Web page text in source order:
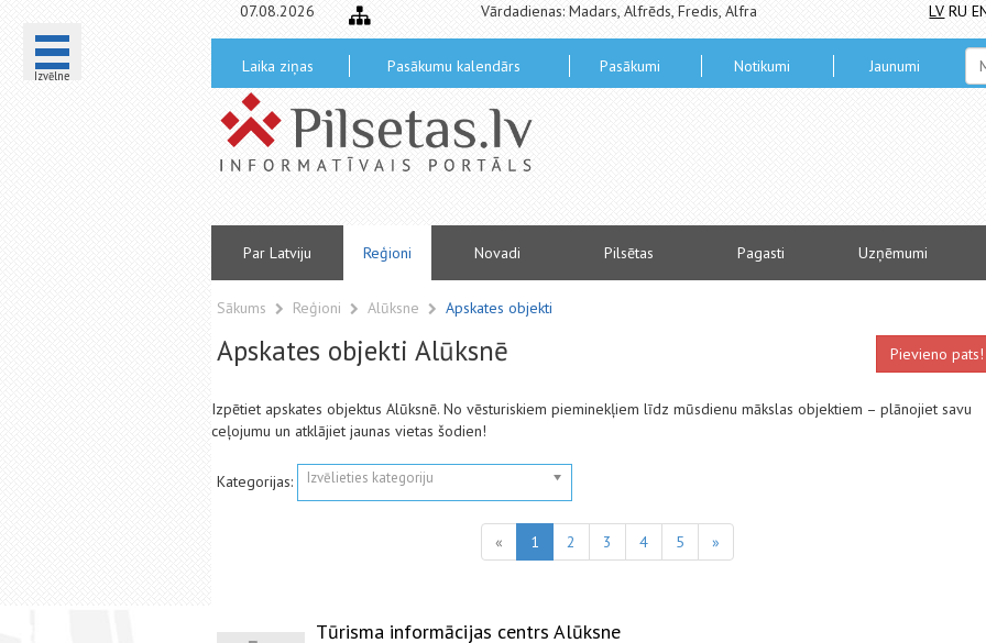
Izvēlne
07.08.2026 Vārdadienas: Madars, Alfrēds, Fredis, Alfra LV RU
Laika ziņas Pasākumu kalendārs Pasākumi Notikumi Jaunumi
Par Latviju Reģioni Novadi Pilsētas Pagasti Uzņēmumi
Sākums Reģioni Alūksne Apskates objekti
Apskates objekti Alūksnē Pievieno pats!
Izpētiet apskates objektus Alūksnē. No vēsturiskiem pieminekļiem līdz mūsdienu mākslas objektiem – plānojiet savu
ceļojumu un atklājiet jaunas vietas šodien!
Kategorijas: Izvēlieties kategoriju
« 1 2 3 4 5 »
Tūrisma informācijas centrs Alūksne